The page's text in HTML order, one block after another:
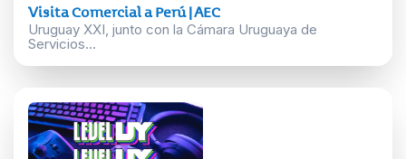
Visita Comercial a Perú | AEC
Uruguay XXI, junto con la Cámara Uruguaya de
Servicios...